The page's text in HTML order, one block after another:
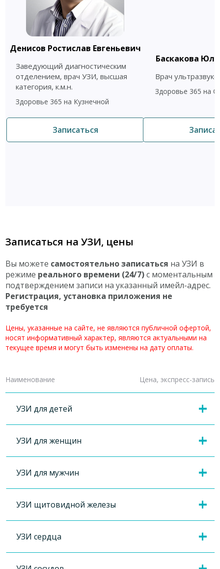
Денисов Ростислав Евгеньевич
Заведующий диагностическим
отделением, врач УЗИ, высшая
категория, к.м.н.
Здоровье 365 на Кузнечной
Записаться
Баскакова
Врач
Здоровье 365 на
Записаться на УЗИ, цены
Вы можете самостоятельно записаться на УЗИ в
режиме реального времени (24/7)с моментальным
подтверждением записи на указанный имейл-адрес.
Регистрация, установка приложения не
требуется
Цены, указанные на сайте, не являются публичной офертой,
носят информативный характер, являются актуальными на
текущее время и могут быть изменены на дату оплаты.
Наименование Цена, экспресс-запись
УЗИ для детей
УЗИ для женщин
УЗИ для мужчин
УЗИ щитовидной железы
УЗИ сердца